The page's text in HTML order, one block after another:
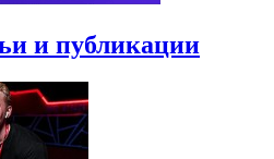
и публикации